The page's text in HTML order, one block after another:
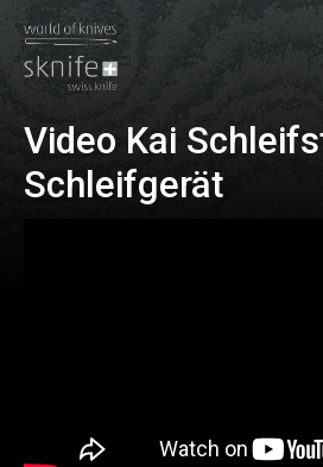
Video Kai
Schleifgerät